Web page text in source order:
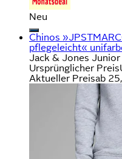
Neu
Chinos
pflegeleicht«
Jack & Jones Junior
Ursprünglicher Preis
Aktueller Preisab